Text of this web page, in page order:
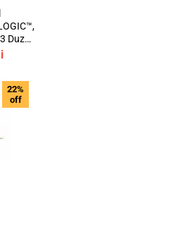
Duze
Prețul
este:
179,00 lei.
22%
off